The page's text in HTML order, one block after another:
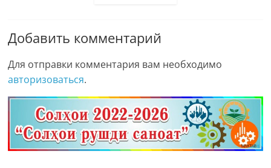
Добавить комментарий
Для отправки комментария вам необходимо
авторизоваться.